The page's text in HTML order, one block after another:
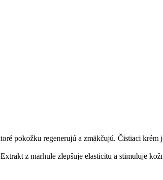
pokožku regenerujú a zmäkčujú. Čistiaci krém
z marhule zlepšuje elasticitu a stimuluje